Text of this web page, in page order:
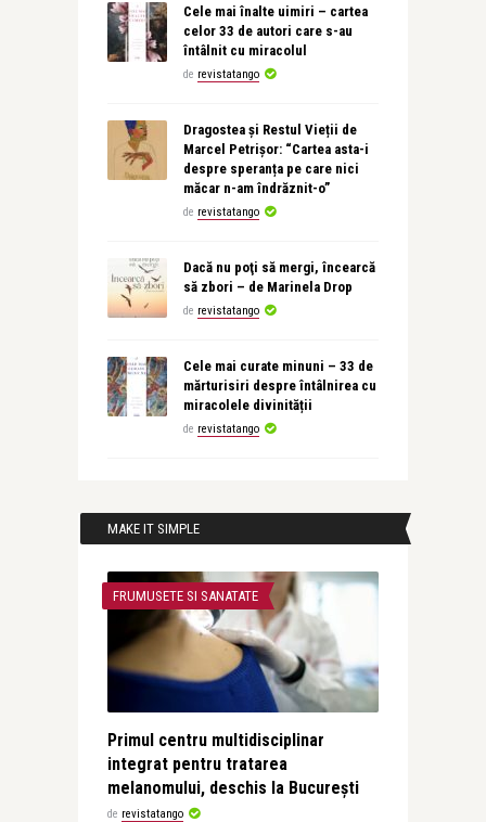
Cele mai înalte uimiri – cartea
celor 33 de autori care s-au
întâlnit cu miracolul
de revistatango
Dragostea și Restul Vieții de
Marcel Petrișor: “Cartea asta-i
despre speranța pe care nici
măcar n-am îndrăznit-o”
de revistatango
Dacă nu poţi să mergi, încearcă
să zbori – de Marinela Drop
de revistatango
Cele mai curate minuni – 33 de
mărturisiri despre întâlnirea cu
miracolele divinității
de revistatango
MAKE IT SIMPLE
FRUMUSETE SI SANATATE
Primul centru multidisciplinar
integrat pentru tratarea
melanomului, deschis la București
de revistatango